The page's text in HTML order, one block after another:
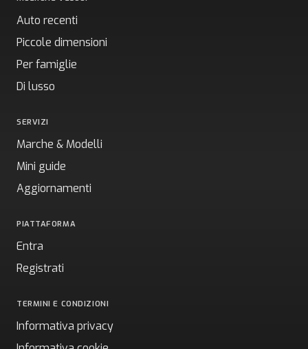
Auto recenti
Piccole dimensioni
Per famiglie
Di lusso
SERVIZI
Marche & Modelli
Mini guide
Aggiornamenti
PIATTAFORMA
Entra
Registrati
TERMINI E CONDIZIONI
Informativa privacy